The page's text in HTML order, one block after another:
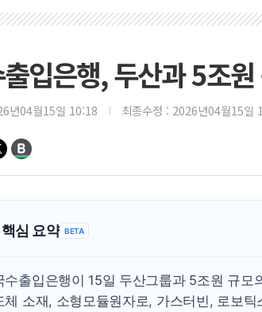
입은행, 두산과 5조
년04월15일 10:18 최종수정 : 2026년04월15일
심 요약 BETA
수출입은행이 15일 두산그룹과 5조원 규모
체 소재, 소형모듈원자로, 가스터빈, 로보